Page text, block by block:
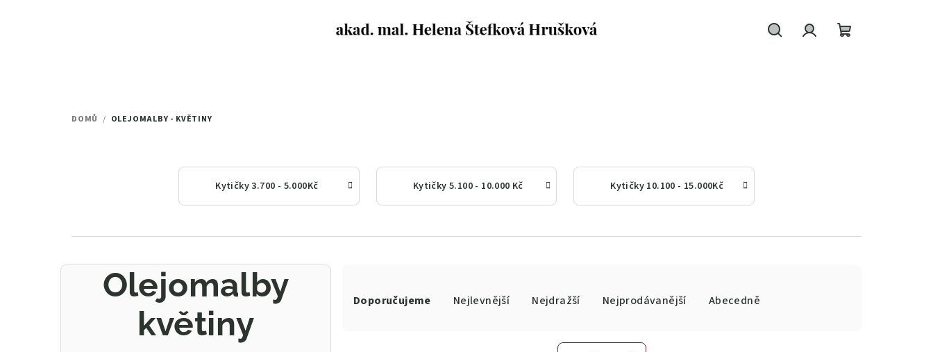
DOMŮ / OLEJOMALBY - KVĚTINY
Kytičky 3.700 - 5.000Kč Kytičky 5.100 - 10.000 Kč Kytičky 10.100 - 15.000Kč
Olejomalby
květiny
aDoporučujeme Nejlevnější Nejdražší Nejprodávanější Abecedně